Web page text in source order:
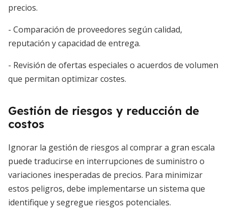
precios.
- Comparación de proveedores según calidad,
reputación y capacidad de entrega.
- Revisión de ofertas especiales o acuerdos de volumen
que permitan optimizar costes.
Gestión de riesgos y reducción de
costos
Ignorar la gestión de riesgos al comprar a gran escala
puede traducirse en interrupciones de suministro o
variaciones inesperadas de precios. Para minimizar
estos peligros, debe implementarse un sistema que
identifique y segregue riesgos potenciales.